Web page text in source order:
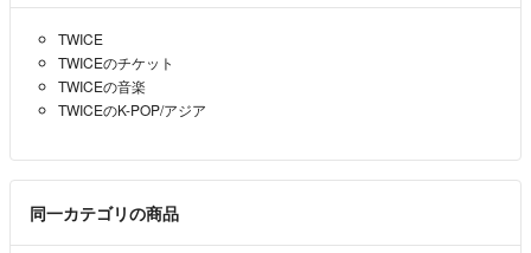
TWICE
TWICEのチケット
TWICEの音楽
TWICEのK-POP/アジア
同一カテゴリの商品